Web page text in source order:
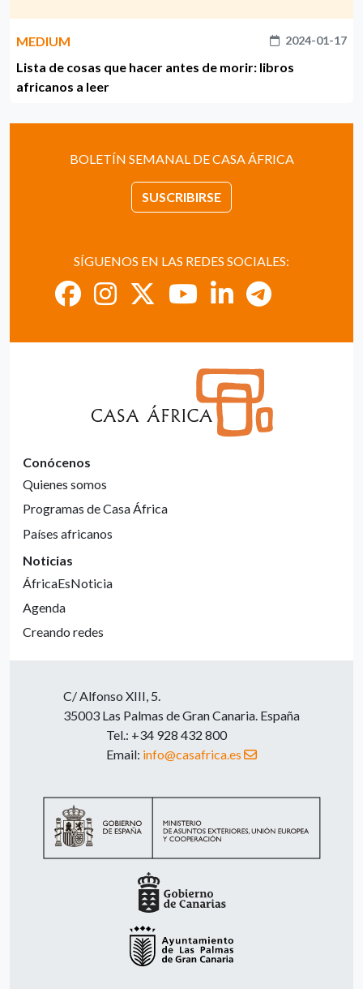
MEDIUM 2024-01-17
Lista de cosas que hacer antes de morir: libros
africanos a leer
BOLETÍN SEMANAL DE CASA ÁFRICA
SUSCRIBIRSE
SÍGUENOS EN LAS REDES SOCIALES:
Conócenos
Quienes somos
Programas de Casa África
Países africanos
Noticias
ÁfricaEsNoticia
Agenda
Creando redes
C/ Alfonso XIII, 5.
35003 Las Palmas de Gran Canaria. España
Tel.: +34 928 432 800
Email: info@casafrica.es